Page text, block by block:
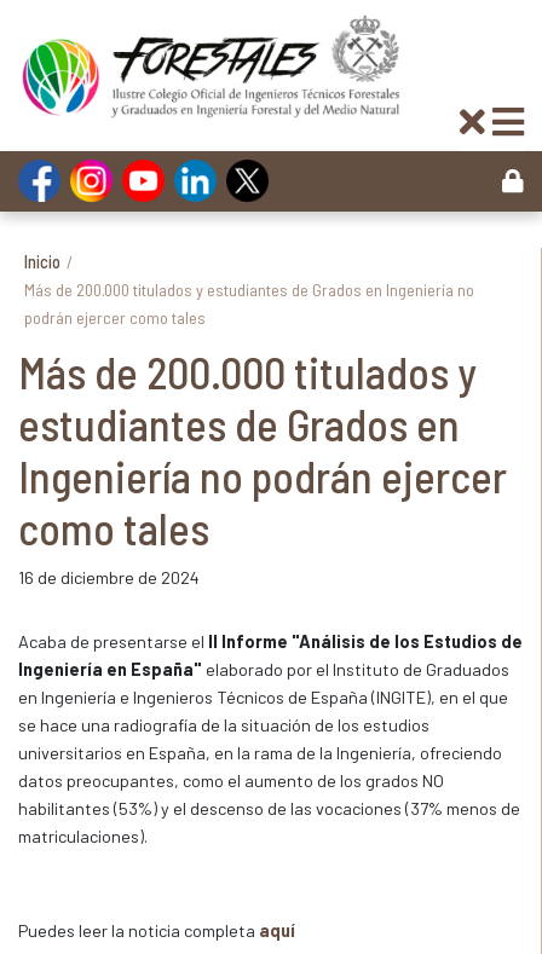
Inicio /
Más de 200.000 titulados y estudiantes de Grados en Ingeniería no
podrán ejercer como tales
Más de 200.000 titulados y
estudiantes de Grados en
Ingeniería no podrán ejercer
como tales
16 de diciembre de 2024
Acaba de presentarse el II Informe "Análisis de los Estudios de
Ingeniería en España" elaborado por el Instituto de Graduados
en Ingeniería e Ingenieros Técnicos de España (INGITE), en el que
se hace una radiografía de la situación de los estudios
universitarios en España, en la rama de la Ingeniería, ofreciendo
datos preocupantes, como el aumento de los grados NO
habilitantes (53%) y el descenso de las vocaciones (37% menos de
matriculaciones).
Puedes leer la noticia completa aquí